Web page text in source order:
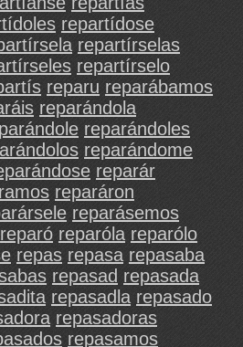
repartídose
repartírselas
repartírselo
reparu reparábamos
reparándola
reparándoles
reparándome
reparár
reparáron
reparásemos
reparó reparóla reparólo
repas repasa repasaba
repasad repasada
repasadla repasado
repasadoras
repasamos